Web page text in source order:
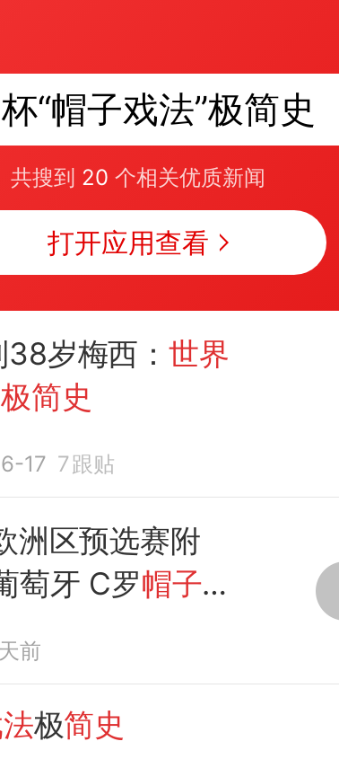
“帽子戏法”极简史
共搜到 20 个相关优质新闻
打开应用查看
岁梅西： 世界
简史
17 7 跟贴
洲区预选赛附
萄牙 C罗帽子
前
极简史